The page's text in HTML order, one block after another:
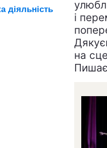
і
на
діяльність